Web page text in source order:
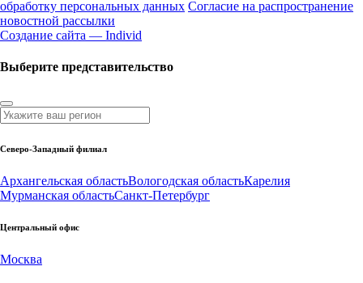
обработку персональных данных Согласие на распространение
новостной рассылки
Создание сайта — Individ
Выберите представительство
Северо-Западный филиал
Архангельская областьВологодская областьКарелия
Мурманская областьСанкт-Петербург
Центральный офис
Москва